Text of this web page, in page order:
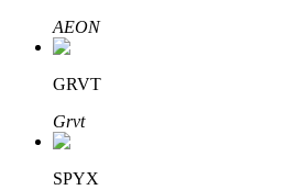
Pożyczki
AEON
GRVT
Grvt
SPYX